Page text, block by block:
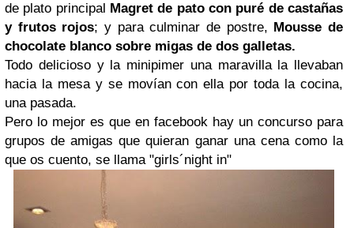
de plato principal Magret de pato con puré de castañas
y frutos rojos; y para culminar de postre, Mousse de
chocolate blanco sobre migas de dos galletas.
Todo delicioso y la minipimer una maravilla la llevaban
hacia la mesa y se movían con ella por toda la cocina,
una pasada.
Pero lo mejor es que en facebook hay un concurso para
grupos de amigas que quieran ganar una cena como la
que os cuento, se llama "girls´night in"